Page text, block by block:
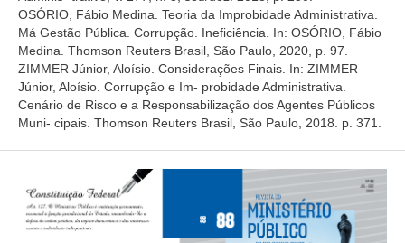
OSÓRIO, Fábio Medina. Teoria da Improbidade Administrativa.
Má Gestão Pública. Corrupção. Ineficiência. In: OSÓRIO, Fábio
Medina. Thomson Reuters Brasil, São Paulo, 2020, p. 97.
ZIMMER Júnior, Aloísio. Considerações Finais. In: ZIMMER
Júnior, Aloísio. Corrupção e Im- probidade Administrativa.
Cenário de Risco e a Responsabilização dos Agentes Públicos
Muni- cipais. Thomson Reuters Brasil, São Paulo, 2018. p. 371.